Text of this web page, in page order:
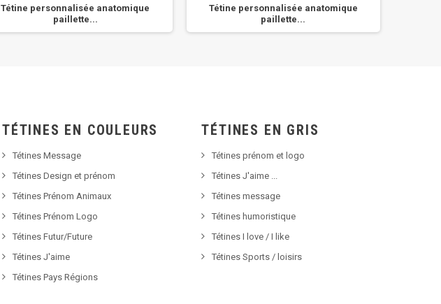
Tétine personnalisée anatomique
paillette...
Tétine personnalisée anatomique
paillette...
TÉTINES EN COULEURS
Tétines Message
Tétines Design et prénom
Tétines Prénom Animaux
Tétines Prénom Logo
Tétines Futur/Future
Tétines J'aime
Tétines Pays Régions
TÉTINES EN GRIS
Tétines prénom et logo
Tétines J'aime ...
Tétines message
Tétines humoristique
Tétines I love / I like
Tétines Sports / loisirs